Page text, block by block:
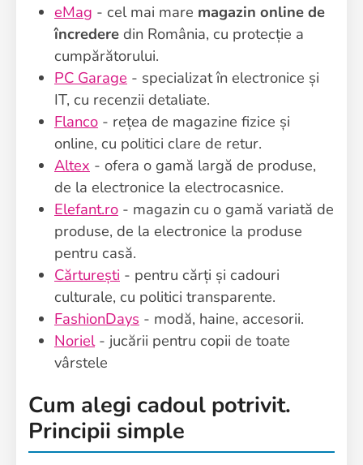
eMag - cel mai mare magazin online de
încredere din România, cu protecție a
cumpărătorului.
PC Garage - specializat în electronice și
IT, cu recenzii detaliate.
Flanco - rețea de magazine fizice și
online, cu politici clare de retur.
Altex - ofera o gamă largă de produse,
de la electronice la electrocasnice.
Elefant.ro - magazin cu o gamă variată de
produse, de la electronice la produse
pentru casă.
Cărturești - pentru cărți și cadouri
culturale, cu politici transparente.
FashionDays - modă, haine, accesorii.
Noriel- jucării pentru copii de toate
vârstele
Cum alegi cadoul potrivit.
Principii simple